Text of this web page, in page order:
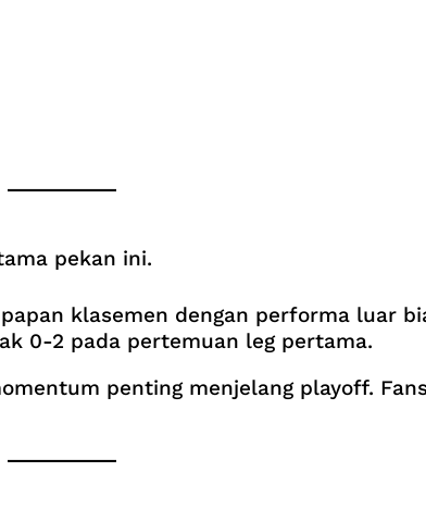
pekan ini.
klasemen dengan performa luar
0-2 pada pertemuan leg pertama.
penting menjelang playoff.